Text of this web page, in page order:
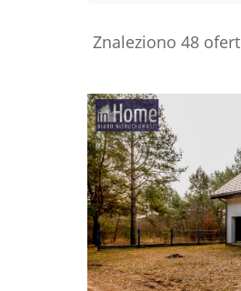
Znaleziono 48 ofert